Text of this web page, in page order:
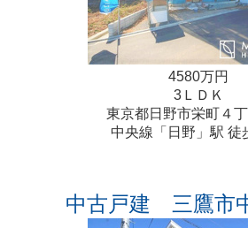
4580万円
3ＬＤＫ
東京都日野市栄町４
中央線「日野」駅 徒
中古戸建 三鷹市